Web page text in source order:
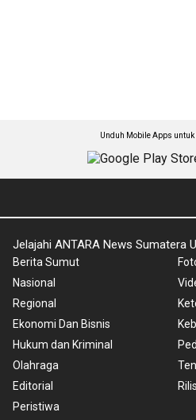
Unduh Mobile Apps untuk
Jelajahi ANTARA News Sumatera
Berita Sumut
Nasional
Regional
Ekonomi Dan Bisnis
Hukum dan Kriminal
Olahraga
Editorial
Peristiwa